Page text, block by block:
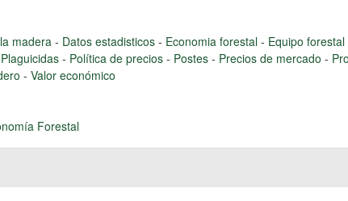
madera- Datos estadisticos - Economia forestal - Equipo forestal
Plaguicidas - Política de precios - Postes - Precios de mercado -
- Valor económico
Forestal